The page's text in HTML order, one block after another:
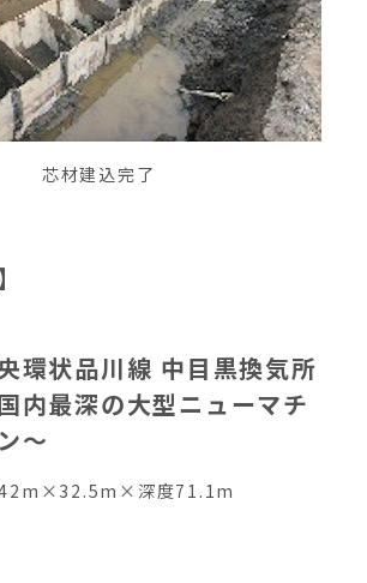
芯材建込完了
環状品川線 中目黒換気所
内最深の大型ニューマチ
～
42m×32.5m×深度71.1m